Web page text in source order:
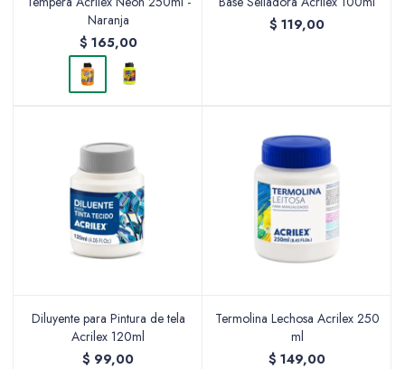
Naranja
$ 165,00
$ 119,00
Diluyente para Pintura de tela
Acrilex 120ml
$ 99,00
Termolina Lechosa Acrilex 250
ml
$ 149,00
Packing y Regalaría
Maquillaje
Cotillón y Sorpresitas
Perfumería